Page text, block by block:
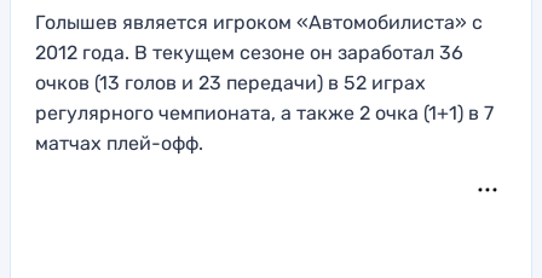
Голышев является игроком «Автомобилиста» с
2012 года. В текущем сезоне он заработал 36
очков (13 голов и 23 передачи) в 52 играх
регулярного чемпионата, а также 2 очка (1+1) в 7
матчах плей-офф.